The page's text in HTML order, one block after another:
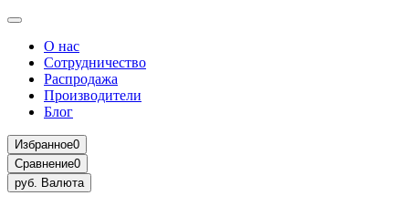
О нас
Сотрудничество
Распродажа
Производители
Блог
Избранное0
Сравнение0
руб. Валюта